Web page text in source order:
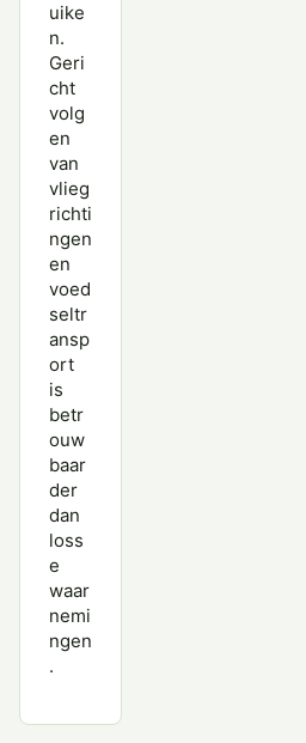
uike
n.
Geri
cht
volg
en
van
vlieg
richti
ngen
en
voed
seltr
ansp
ort
is
betr
ouw
baar
der
dan
loss
e
waar
nemi
ngen
.